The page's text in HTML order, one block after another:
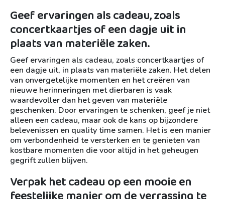
Geef ervaringen als cadeau, zoals
concertkaartjes of een dagje uit in
plaats van materiële zaken.
Geef ervaringen als cadeau, zoals concertkaartjes of
een dagje uit, in plaats van materiële zaken. Het delen
van onvergetelijke momenten en het creëren van
nieuwe herinneringen met dierbaren is vaak
waardevoller dan het geven van materiële
geschenken. Door ervaringen te schenken, geef je niet
alleen een cadeau, maar ook de kans op bijzondere
belevenissen en quality time samen. Het is een manier
om verbondenheid te versterken en te genieten van
kostbare momenten die voor altijd in het geheugen
gegrift zullen blijven.
Verpak het cadeau op een mooie en